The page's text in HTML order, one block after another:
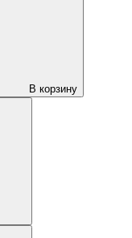
В корзину